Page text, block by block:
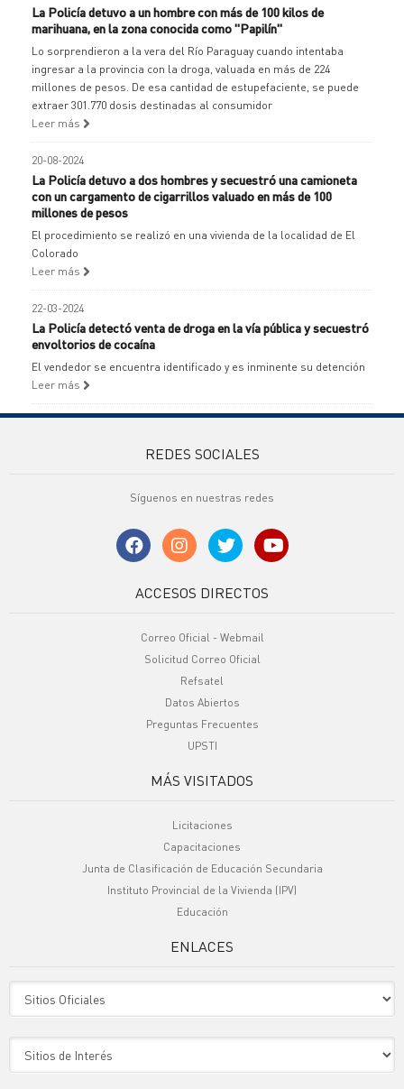
La Policía detuvo a un hombre con más de 100 kilos de
marihuana, en la zona conocida como "Papilín"
Lo sorprendieron a la vera del Río Paraguay cuando intentaba
ingresar a la provincia con la droga, valuada en más de 224
millones de pesos. De esa cantidad de estupefaciente, se puede
extraer 301.770 dosis destinadas al consumidor
Leer más
20-08-2024
La Policía detuvo a dos hombres y secuestró una camioneta
con un cargamento de cigarrillos valuado en más de 100
millones de pesos
El procedimiento se realizó en una vivienda de la localidad de El
Colorado
Leer más
22-03-2024
La Policía detectó venta de droga en la vía pública y secuestró
envoltorios de cocaína
El vendedor se encuentra identificado y es inminente su detención
Leer más
REDES SOCIALES
Síguenos en nuestras redes
ACCESOS DIRECTOS
Correo Oficial - Webmail
Solicitud Correo Oficial
Refsatel
Datos Abiertos
Preguntas Frecuentes
UPSTI
MÁS VISITADOS
Licitaciones
Capacitaciones
Junta de Clasificación de Educación Secundaria
Instituto Provincial de la Vivienda (IPV)
Educación
ENLACES